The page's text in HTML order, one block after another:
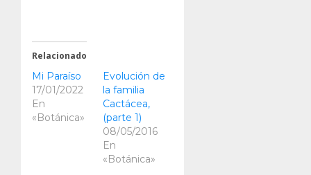
Relacionado
Mi Paraíso
17/01/2022
En
«Botánica»
Evolución de
la familia
Cactácea,
(parte 1)
08/05/2016
En
«Botánica»